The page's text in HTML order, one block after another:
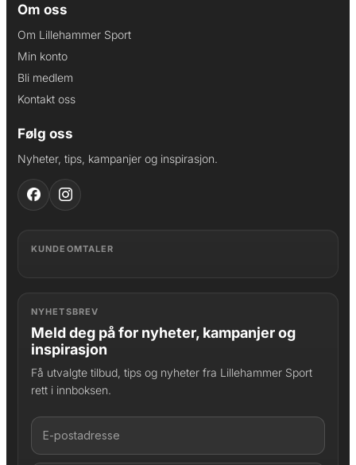
Om oss
Om Lillehammer Sport
Min konto
Bli medlem
Kontakt oss
Følg oss
Nyheter, tips, kampanjer og inspirasjon.
KUNDEOMTALER
NYHETSBREV
Meld deg på for nyheter, kampanjer og
inspirasjon
Få utvalgte tilbud, tips og nyheter fra Lillehammer Sport
rett i innboksen.
LAGT I HANDLEKURV